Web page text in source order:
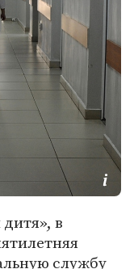
в
службу